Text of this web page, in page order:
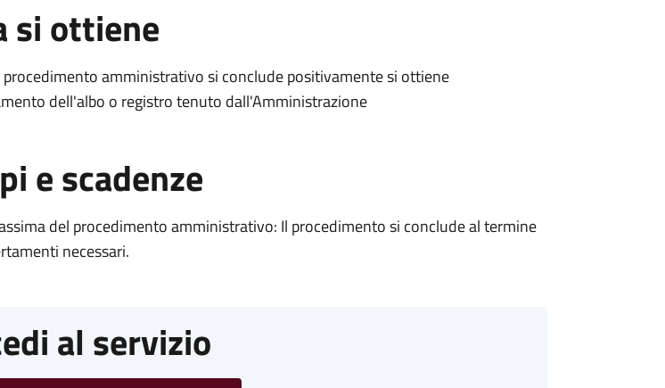
si ottiene
procedimento amministrativo si conclude positivamente si ottiene
dell'albo o registro tenuto dall'Amministrazione
e scadenze
del procedimento amministrativo: Il procedimento si conclude al termine
necessari.
al servizio